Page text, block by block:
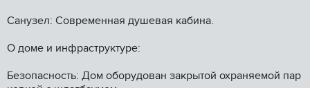
Санузел: Современная душевая кабина.
О доме и инфраструктуре:
Безопасность: Дом оборудован закрытой охраняемой пар